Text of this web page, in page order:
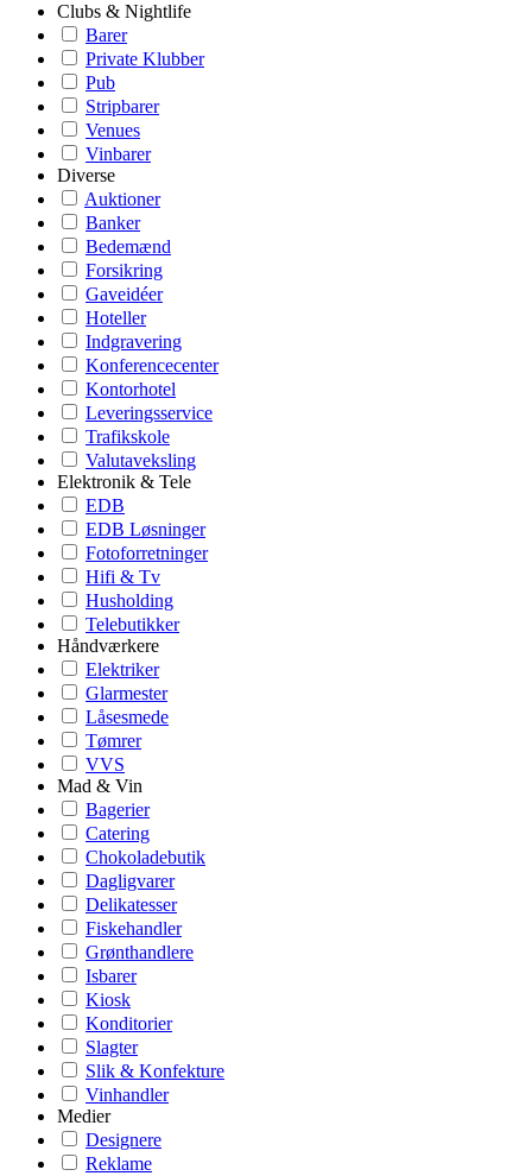
Clubs & Nightlife
Barer
Private Klubber
Pub
Stripbarer
Venues
Vinbarer
Diverse
Auktioner
Banker
Bedemænd
Forsikring
Gaveidéer
Hoteller
Indgravering
Konferencecenter
Kontorhotel
Leveringsservice
Trafikskole
Valutaveksling
Elektronik & Tele
EDB
EDB Løsninger
Fotoforretninger
Hifi & Tv
Husholding
Telebutikker
Håndværkere
Elektriker
Glarmester
Låsesmede
Tømrer
VVS
Mad & Vin
Bagerier
Catering
Chokoladebutik
Dagligvarer
Delikatesser
Fiskehandler
Grønthandlere
Isbarer
Kiosk
Konditorier
Slagter
Slik & Konfekture
Vinhandler
Medier
Designere
Reklame